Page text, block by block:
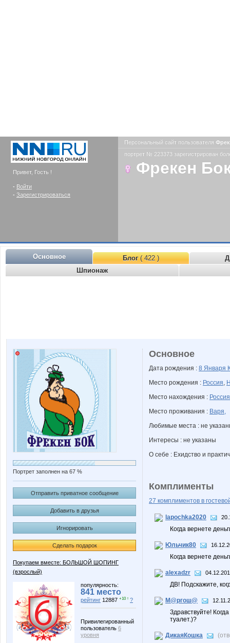
Привет, Гость !
- Войти
- Зарегистрироваться
Персональный сайт пользователя
портрет № 223373 зарегистрирован
Фрекен
Основное Блог( 422 )
Шпионаж
Портрет заполнен на 67 %
Отправить приватное сообщение
Добавить в друзья
Игнорировать
Сделать подарок
Покупаем вместе: БОЛЬШОЙ ШОПИНГ
(взрослый)
популярность:
841 место
рейтинг 12887 +10 ↑ ?
Привилегированный
пользователь 6
уровня
Основное
Дата рождения : 8 Января
Место рождения : Россия,
Место нахождения : Россия
Место проживания : Варя,
Любимые места : не
Интересы : не указаны
О себе : Ехидство и
Комплименты
27 комплиментов в
lapochka2020
Когда вернете
Юльчик80
Когда вернете
alexadzr
ДВ! Подскажите,
М@ргош@
Здравствуйте!
туалет.)?
ДикаяКошка